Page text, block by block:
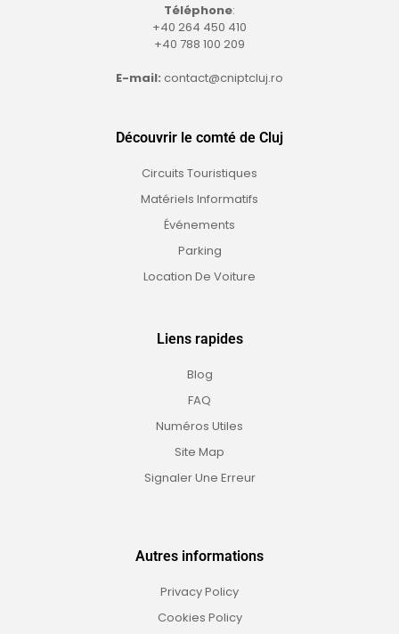
Téléphone:
+40 264 450 410
+40 788 100 209
E-mail: contact@cniptcluj.ro
Découvrir le comté de Cluj
Circuits Touristiques
Matériels Informatifs
Événements
Parking
Location De Voiture
Liens rapides
Blog
FAQ
Numéros Utiles
Site Map
Signaler Une Erreur
Autres informations
Privacy Policy
Cookies Policy